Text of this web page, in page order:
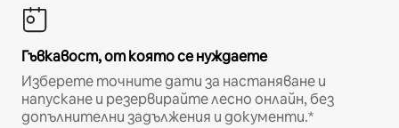
Гъвкавост, от която се нуждаете
Изберете точните дати за настаняване и
напускане и резервирайте лесно онлайн, без
допълнителни задължения и документи.*